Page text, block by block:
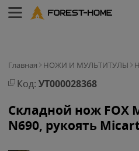
Главная НОЖИ И МУЛЬТИТУЛЫ
Код: УТ000028368
Складной нож FOX
N690, рукоять